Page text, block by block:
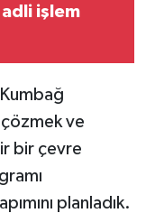
adli işlem
çözmek ve
bir çevre
planladık.